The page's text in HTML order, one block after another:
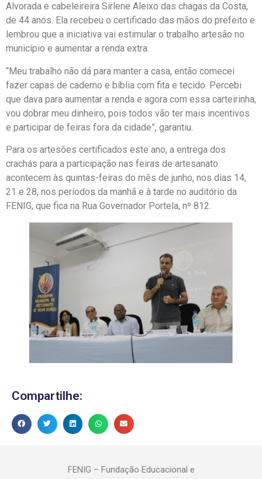
Alvorada e cabeleireira Sirlene Aleixo das chagas da Costa,
de 44 anos. Ela recebeu o certificado das mãos do prefeito e
lembrou que a iniciativa vai estimular o trabalho artesão no
município e aumentar a renda extra.
“Meu trabalho não dá para manter a casa, então comecei
fazer capas de caderno e bíblia com fita e tecido. Percebi
que dava para aumentar a renda e agora com essa carteirinha,
vou dobrar meu dinheiro, pois todos vão ter mais incentivos
e participar de feiras fora da cidade”, garantiu.
Para os artesões certificados este ano, a entrega dos
crachás para a participação nas feiras de artesanato
acontecem às quintas-feiras do mês de junho, nos dias 14,
21 e 28, nos períodos da manhã e à tarde no auditório da
FENIG, que fica na Rua Governador Portela, nº 812.
Compartilhe:
FENIG – Fundação Educacional e